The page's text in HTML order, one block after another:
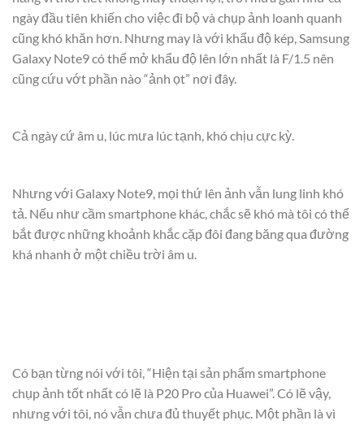
ngày đầu tiên khiến cho việc đi bộ và chụp ảnh loanh quanh
cũng khó khăn hơn. Nhưng may là với khẩu độ kép, Samsung
Galaxy Note9 có thể mở khẩu độ lên lớn nhất là F/1.5 nên
cũng cứu vớt phần nào “ảnh ọt” nơi đây.
Cả ngày cứ âm u, lúc mưa lúc tạnh, khó chịu cực kỳ.
Nhưng với Galaxy Note9, mọi thứ lên ảnh vẫn lung linh khó
tả. Nếu như cầm smartphone khác, chắc sẽ khó mà tôi có thể
bắt được những khoảnh khắc cặp đôi đang băng qua đường
khá nhanh ở một chiều trời âm u.
Có bạn từng nói với tôi, “Hiện tại sản phẩm smartphone
chụp ảnh tốt nhất có lẽ là P20 Pro của Huawei”. Có lẽ vậy,
nhưng với tôi, nó vẫn chưa đủ thuyết phục. Một phần là vì